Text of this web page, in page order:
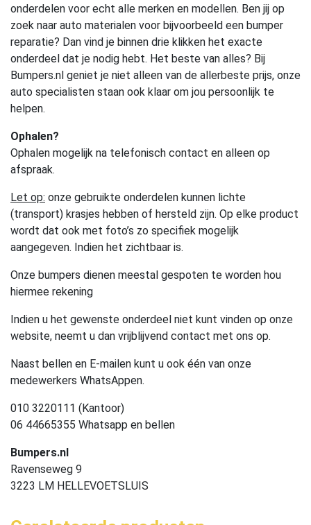
onderdelen voor echt alle merken en modellen. Ben jij op
zoek naar auto materialen voor bijvoorbeeld een bumper
reparatie? Dan vind je binnen drie klikken het exacte
onderdeel dat je nodig hebt. Het beste van alles? Bij
Bumpers.nl geniet je niet alleen van de allerbeste prijs, onze
auto specialisten staan ook klaar om jou persoonlijk te
helpen.
Ophalen?
Ophalen mogelijk na telefonisch contact en alleen op
afspraak.
Let op: onze gebruikte onderdelen kunnen lichte
(transport) krasjes hebben of hersteld zijn. Op elke product
wordt dat ook met foto’s zo specifiek mogelijk
aangegeven. Indien het zichtbaar is.
Onze bumpers dienen meestal gespoten te worden hou
hiermee rekening
Indien u het gewenste onderdeel niet kunt vinden op onze
website, neemt u dan vrijblijvend contact met ons op.
Naast bellen en E-mailen kunt u ook één van onze
medewerkers WhatsAppen.
010 3220111 (Kantoor)
06 44665355 Whatsapp en bellen
Bumpers.nl
Ravenseweg 9
3223 LM HELLEVOETSLUIS